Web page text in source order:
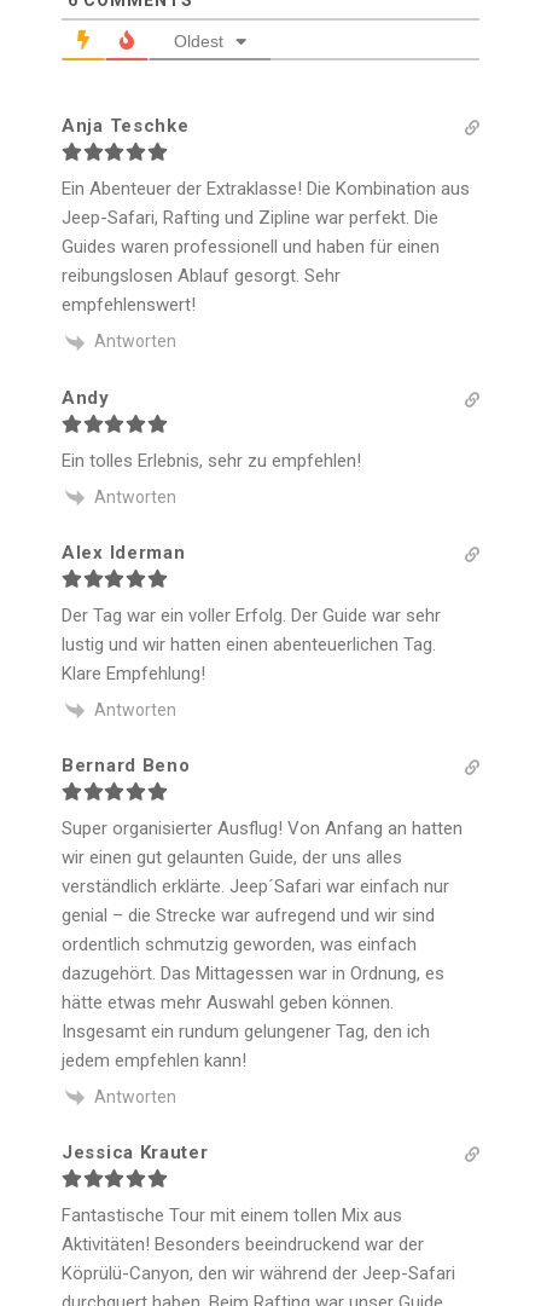
Oldest
Anja Teschke
Ein Abenteuer der Extraklasse! Die Kombination aus
Jeep-Safari, Rafting und Zipline war perfekt. Die
Guides waren professionell und haben für einen
reibungslosen Ablauf gesorgt. Sehr
empfehlenswert!
Antworten
Andy
Ein tolles Erlebnis, sehr zu empfehlen!
Antworten
Alex Iderman
Der Tag war ein voller Erfolg. Der Guide war sehr
lustig und wir hatten einen abenteuerlichen Tag.
Klare Empfehlung!
Antworten
Bernard Beno
Super organisierter Ausflug! Von Anfang an hatten
wir einen gut gelaunten Guide, der uns alles
verständlich erklärte. Jeep´Safari war einfach nur
genial – die Strecke war aufregend und wir sind
ordentlich schmutzig geworden, was einfach
dazugehört. Das Mittagessen war in Ordnung, es
hätte etwas mehr Auswahl geben können.
Insgesamt ein rundum gelungener Tag, den ich
jedem empfehlen kann!
Antworten
Jessica Krauter
Fantastische Tour mit einem tollen Mix aus
Aktivitäten! Besonders beeindruckend war der
Köprülü-Canyon, den wir während der Jeep-Safari